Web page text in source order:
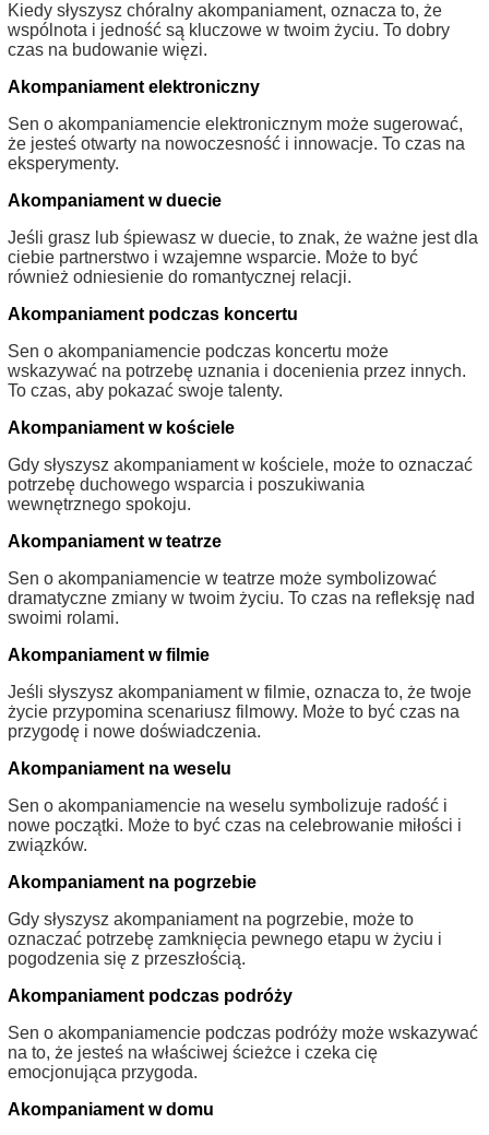
Kiedy słyszysz chóralny akompaniament, oznacza to, że
wspólnota i jedność są kluczowe w twoim życiu. To dobry
czas na budowanie więzi.
Akompaniament elektroniczny
Sen o akompaniamencie elektronicznym może sugerować,
że jesteś otwarty na nowoczesność i innowacje. To czas na
eksperymenty.
Akompaniament w duecie
Jeśli grasz lub śpiewasz w duecie, to znak, że ważne jest dla
ciebie partnerstwo i wzajemne wsparcie. Może to być
również odniesienie do romantycznej relacji.
Akompaniament podczas koncertu
Sen o akompaniamencie podczas koncertu może
wskazywać na potrzebę uznania i docenienia przez innych.
To czas, aby pokazać swoje talenty.
Akompaniament w kościele
Gdy słyszysz akompaniament w kościele, może to oznaczać
potrzebę duchowego wsparcia i poszukiwania
wewnętrznego spokoju.
Akompaniament w teatrze
Sen o akompaniamencie w teatrze może symbolizować
dramatyczne zmiany w twoim życiu. To czas na refleksję nad
swoimi rolami.
Akompaniament w filmie
Jeśli słyszysz akompaniament w filmie, oznacza to, że twoje
życie przypomina scenariusz filmowy. Może to być czas na
przygodę i nowe doświadczenia.
Akompaniament na weselu
Sen o akompaniamencie na weselu symbolizuje radość i
nowe początki. Może to być czas na celebrowanie miłości i
związków.
Akompaniament na pogrzebie
Gdy słyszysz akompaniament na pogrzebie, może to
oznaczać potrzebę zamknięcia pewnego etapu w życiu i
pogodzenia się z przeszłością.
Akompaniament podczas podróży
Sen o akompaniamencie podczas podróży może wskazywać
na to, że jesteś na właściwej ścieżce i czeka cię
emocjonująca przygoda.
Akompaniament w domu